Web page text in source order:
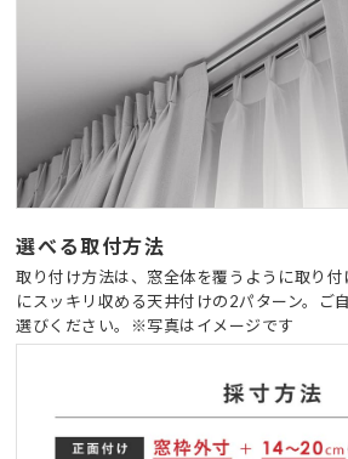
選べる取付方法
取り付け方法は、窓全体を覆うように取り
にスッキリ収める天井付けの2パターン。ご
選びください。※写真はイメージです